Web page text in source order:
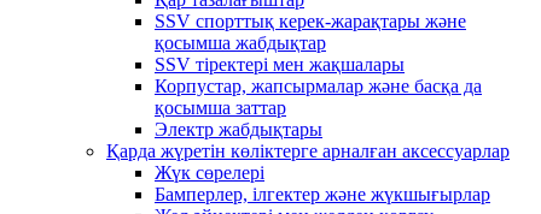
SSV спорттық керек-жарақтары және
қосымша жабдықтар
SSV тіректері мен жақшалары
Корпустар, жапсырмалар және басқа да
қосымша заттар
Электр жабдықтары
Қарда жүретін көліктерге арналған аксессуарлар
Жүк сөрелері
Бамперлер, ілгектер және жүкшығырлар